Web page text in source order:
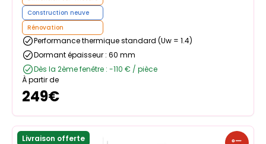
Construction neuve
Rénovation
Performance thermique standard (Uw = 1.4)
Dormant épaisseur : 60 mm
Dès la 2ème fenêtre : -110 € / pièce
À partir de
249€
Livraison offerte